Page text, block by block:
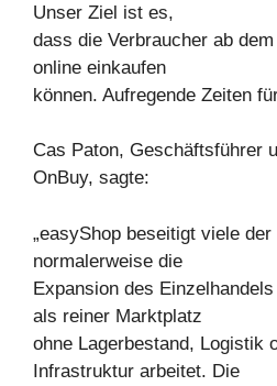
Unser Ziel ist es,
dass die Verbraucher ab
online einkaufen
können. Aufregende Zeiten
Cas Paton, Geschäftsführer
OnBuy, sagte:
„easyShop beseitigt viele
normalerweise die
Expansion des
als reiner Marktplatz
ohne Lagerbestand, Logistik
Infrastruktur arbeitet. Die